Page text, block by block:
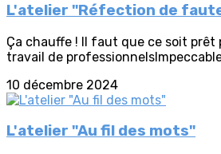
L'atelier "Réfection de
Ça chauffe ! Il faut que ce soit prêt
travail de
10 décembre 2024
L'atelier "Au fil des mots"